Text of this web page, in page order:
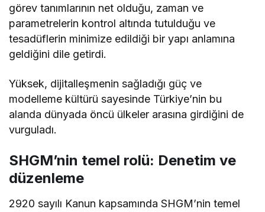
görev tanımlarının net olduğu, zaman ve
parametrelerin kontrol altında tutulduğu ve
tesadüflerin minimize edildiği bir yapı anlamına
geldiğini dile getirdi.
Yüksek, dijitalleşmenin sağladığı güç ve
modelleme kültürü sayesinde Türkiye’nin bu
alanda dünyada öncü ülkeler arasına girdiğini de
vurguladı.
SHGM’nin temel rolü: Denetim ve
düzenleme
2920 sayılı Kanun kapsamında SHGM’nin temel